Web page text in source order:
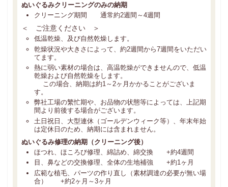
お客様の声
よくある質問
Q & A
お問い合わせ
INQUIRY
ぬいぐるみクリーニングのみの納期
クリーニング期間 通常約2週間～4週間
＜ ご注意ください ＞
低温乾燥、及び自然乾燥します。
乾燥状況や大きさによって、約2週間から7週間をいただい
てます。
熱に弱い素材の場合は、高温乾燥ができませんので、低温
乾燥および自然乾燥をします。
この場合、納期は約1～2ヶ月かかることがございま
す。
弊社工場の繁忙期や、お品物の状態等によっては、上記期
間より前後する場合がございます。
土日祝日、大型連休（ゴールデンウィーク等）、年末年始
は定休日のため、納期には含まれません。
ぬいぐるみ修理の納期（クリーニング後）
ほつれ、ほころび修理、綿詰め、綿交換 +約4週間
目、鼻などの交換修理、全体の生地補強 +約1ヶ月
広範な植毛、パーツの作り直し（素材調達の必要が無い場
合） +約2ヶ月～3ヶ月